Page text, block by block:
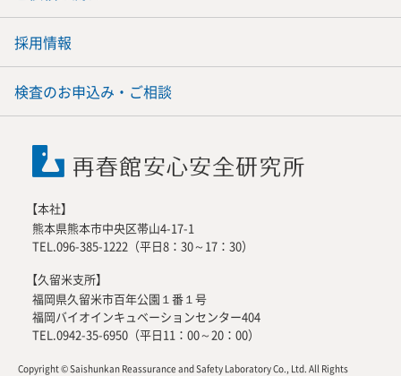
採用情報
検査のお申込み・ご相談
【本社】
熊本県熊本市中央区帯山4-17-1
TEL.096-385-1222（平日8：30～17：30）
【久留米支所】
福岡県久留米市百年公園１番１号
福岡バイオインキュベーションセンター404
TEL.0942-35-6950（平日11：00～20：00）
Copyright © Saishunkan Reassurance and Safety Laboratory Co., Ltd. All Rights